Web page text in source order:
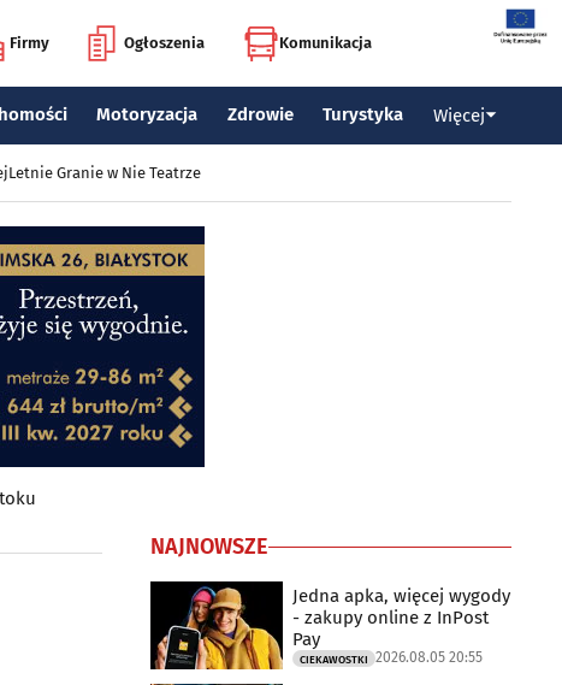
Firmy Ogłoszenia Komunikacja
Motoryzacja Zdrowie Turystyka Więcej
Letnie Granie w Nie Teatrze
NAJNOWSZE
Jedna apka, więcej wygody
- zakupy online z InPost
Pay
CIEKAWOSTKI 2026.08.05 20:55